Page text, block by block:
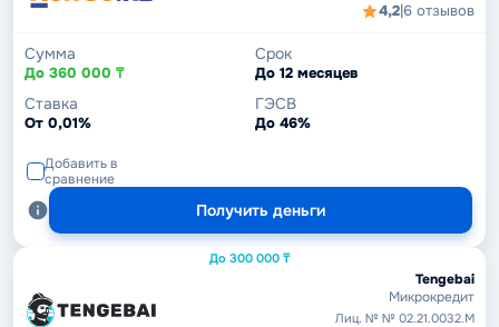
4,2|6 отзывов
Сумма
До 360 000 ₸
Срок
До 12 месяцев
Ставка
От 0,01%
ГЭСВ
До 46%
Добавить в
сравнение
Получить деньги
До 300 000 ₸
Tengebai
Микрокредит
Лиц. № № 02.21.0032.М